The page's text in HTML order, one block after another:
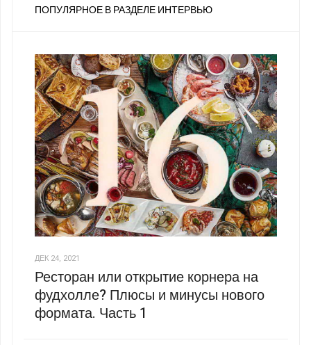
ПОПУЛЯРНОЕ В РАЗДЕЛЕ ИНТЕРВЬЮ
ДЕК 24, 2021
Ресторан или открытие корнера на
фудхолле? Плюсы и минусы нового
формата. Часть 1